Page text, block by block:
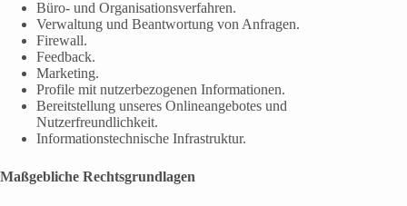
Büro- und Organisationsverfahren.
Verwaltung und Beantwortung von Anfragen.
Firewall.
Feedback.
Marketing.
Profile mit nutzerbezogenen Informationen.
Bereitstellung unseres Onlineangebotes und
Nutzerfreundlichkeit.
Informationstechnische Infrastruktur.
Maßgebliche Rechtsgrundlagen